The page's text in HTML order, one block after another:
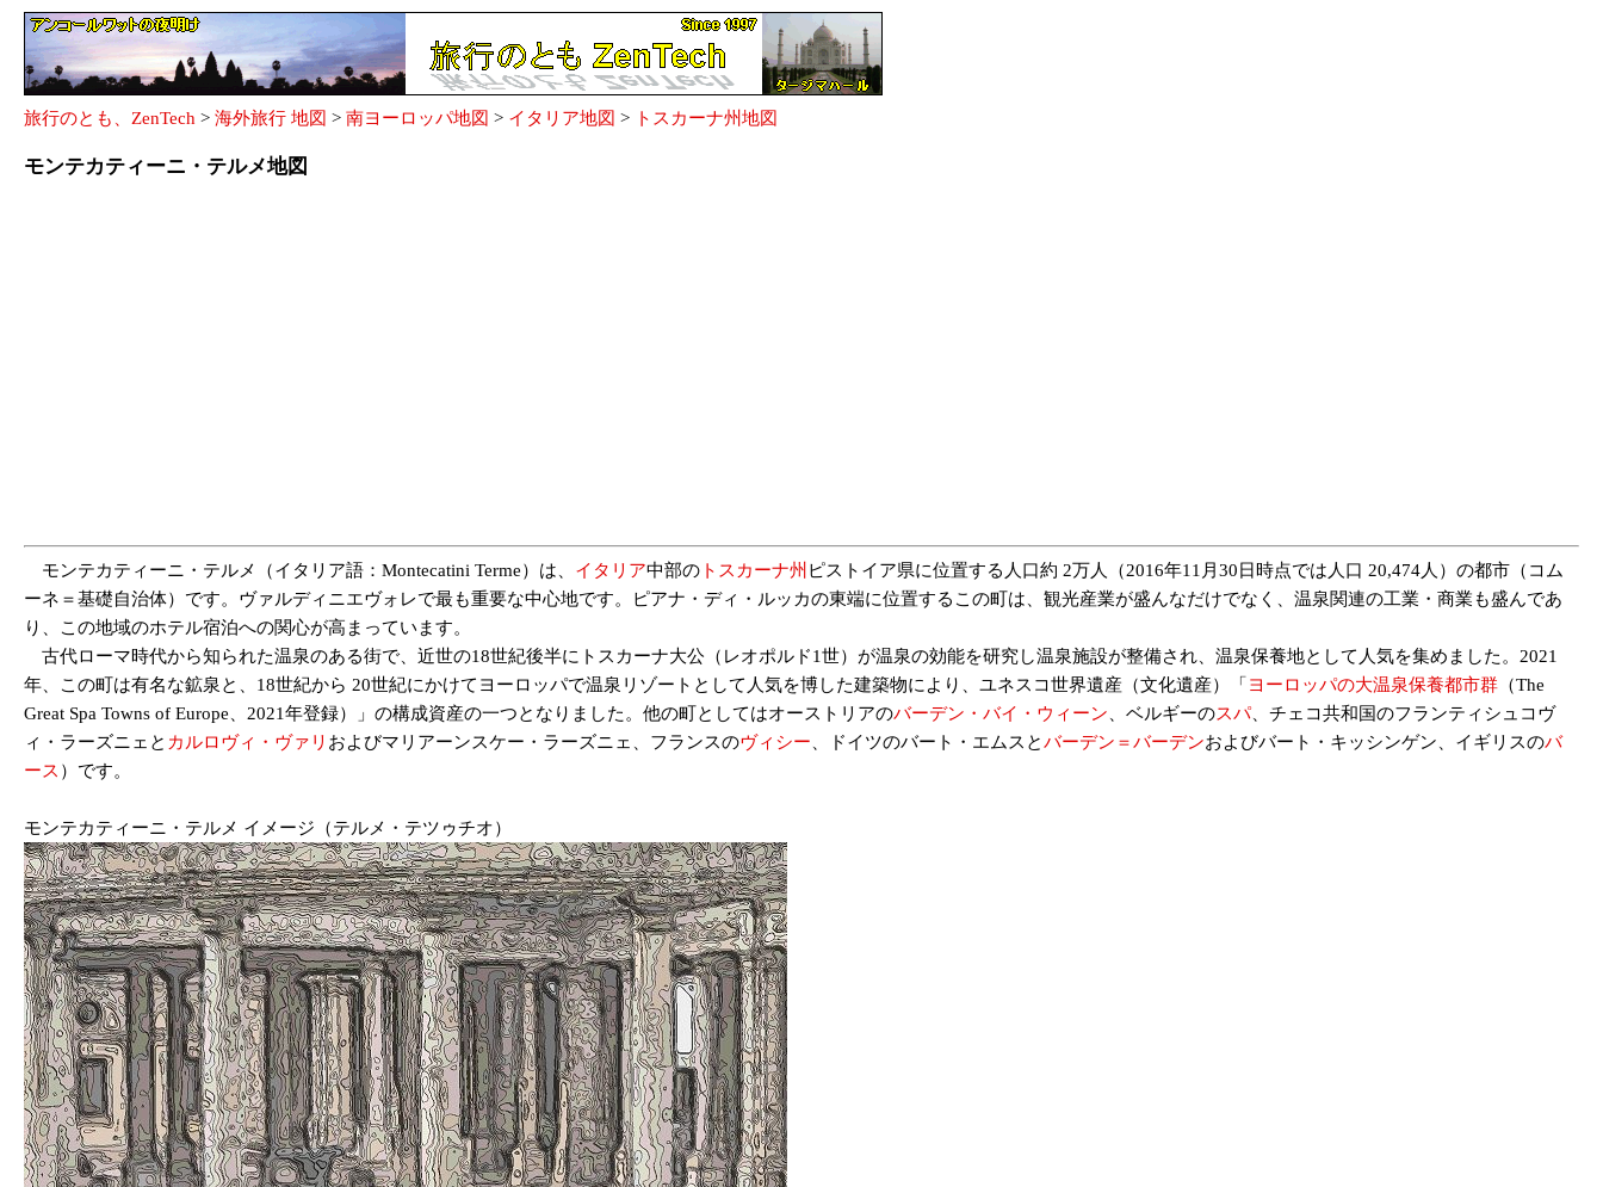
旅行のとも、ZenTech > 海外旅行 地図 > 南ヨーロッパ地図 > イタリア地図 > トスカーナ州地図
モンテカティーニ・テルメ地図
モンテカティーニ・テルメ（イタリア語：Montecatini Terme）は、 イタリア中部の トスカーナ州 ピストイア県に位置する人口約 2万人（2016年11月30日時点では人口 20,474人）の都市（コム
ーネ＝基礎自治体）です。ヴァルディニエヴォレで最も重要な中心地です。ピアナ・ディ・ルッカの東端に位置するこの町は、観光産業が盛んなだけでなく、温泉関連の工業・商業も盛んであ
り、この地域のホテル宿泊への関心が高まっています。
古代ローマ時代から知られた温泉のある街で、近世の18世紀後半にトスカーナ大公（レオポルド1世）が温泉の効能を研究し温泉施設が整備され、温泉保養地として人気を集めました。2021
年、この町は有名な鉱泉と、18世紀から 20世紀にかけてヨーロッパで温泉リゾートとして人気を博した建築物により、ユネスコ世界遺産（文化遺産）「 ヨーロッパの大温泉保養都市群 （The
Great Spa Towns of Europe、2021年登録）」の構成資産の一つとなりました。他の町としてはオーストリアのバーデン・バイ・ウィーン 、ベルギーのスパ、チェコ共和国のフランティシュコヴ
ィ・ラーズニェと カルロヴィ・ヴァリ およびマリアーンスケー・ラーズニェ、フランスのヴィシー 、ドイツのバート・エムスとバーデン＝バーデンおよびバート・キッシンゲン、 イギリスのバ
ース ）です。
モンテカティーニ・テルメ イメージ（テルメ・テツゥチオ）